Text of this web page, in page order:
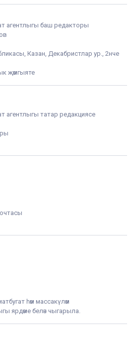
агентлыгы баш редакторы
Казан, Декабристлар ур., 2нче
җәмгыяте
агентлыгы татар редакциясе
һәм массакүләм
ярдәме белән чыгарыла.